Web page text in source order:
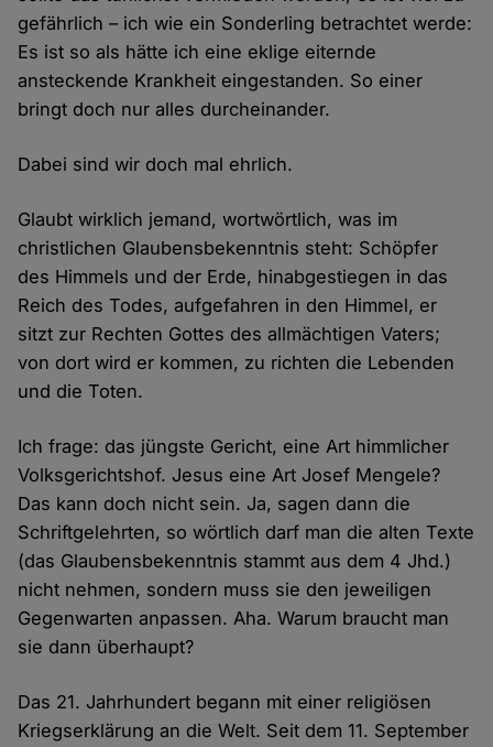
gefährlich – ich wie ein Sonderling betrachtet werde:
Es ist so als hätte ich eine eklige eiternde
ansteckende Krankheit eingestanden. So einer
bringt doch nur alles durcheinander.
Dabei sind wir doch mal ehrlich.
Glaubt wirklich jemand, wortwörtlich, was im
christlichen Glaubensbekenntnis steht: Schöpfer
des Himmels und der Erde, hinabgestiegen in das
Reich des Todes, aufgefahren in den Himmel, er
sitzt zur Rechten Gottes des allmächtigen Vaters;
von dort wird er kommen, zu richten die Lebenden
und die Toten.
Ich frage: das jüngste Gericht, eine Art himmlicher
Volksgerichtshof. Jesus eine Art Josef Mengele?
Das kann doch nicht sein. Ja, sagen dann die
Schriftgelehrten, so wörtlich darf man die alten Texte
(das Glaubensbekenntnis stammt aus dem 4 Jhd.)
nicht nehmen, sondern muss sie den jeweiligen
Gegenwarten anpassen. Aha. Warum braucht man
sie dann überhaupt?
Das 21. Jahrhundert begann mit einer religiösen
Kriegserklärung an die Welt. Seit dem 11. September